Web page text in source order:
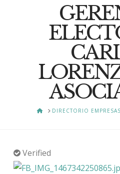
HOMEDIRECTORIO EMPRESAS
Verified